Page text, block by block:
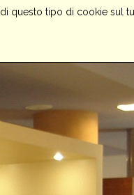
questo tipo di cookie sul